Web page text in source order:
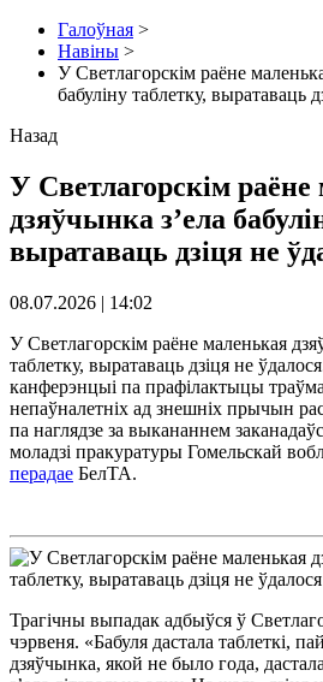
Галоўная >
Навіны >
У Светлагорскім раёне
бабуліну таблетку, выратаваць
Назад
У Светлагорскім
дзяўчынка з’ела
выратаваць дзіця не
08.07.2026 | 14:02
У Светлагорскім раёне маленькая
таблетку, выратаваць дзіця не
канферэнцыі па прафілактыцы
непаўналетніх ад знешніх прычын
па наглядзе за выкананнем
моладзі пракуратуры Гомельскай
перадае БелТА.
Трагічны выпадак адбыўся ў
чэрвеня. «Бабуля дастала таблеткі,
дзяўчынка, якой не было года, дастала